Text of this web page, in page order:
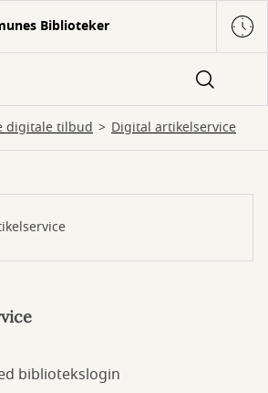
Biblioteker
digitale tilbud Digital artikelservice
bibliotekslogin